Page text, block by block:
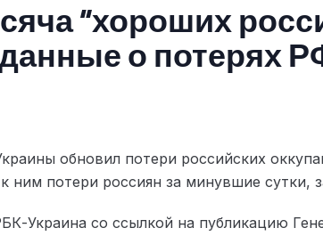
“хороших
о потерях
обновил потери российских
ним потери россиян за минувшие сутки,
Украина со ссылкой на публикацию